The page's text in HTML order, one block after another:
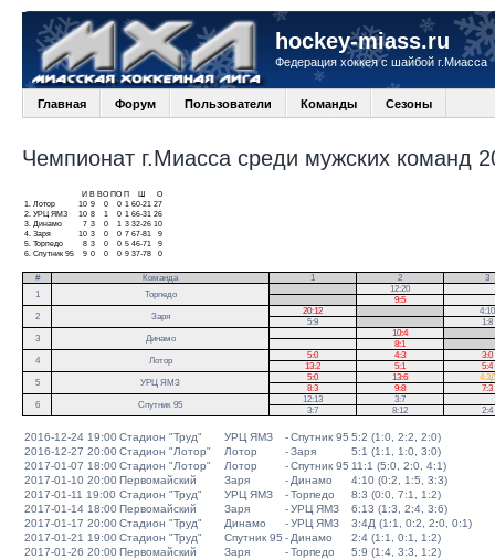
hockey-miass.ru
Федерация хоккея с шайбой г.Миасса
Главная Форум Пользователи Команды Сезоны
Чемпионат г.Миасса среди мужских команд
И В ВО ПО П
О
1.
Лотор 10 9 0 0 1 60-21 27
2. УРЦ ЯМЗ 10 8 1 0 1 66-31 26
3.
Динамо 7 3 0 1 3 32-26 10
4. Заря 10 3 0 0 7 67-81
9
5. Торпедо 8 3 0 0 5 46-71
9
6. Спутник 95 9 0 0 0 9 37-78 0
# Команда 1 2
3
1
Торпедо
12:20
9:5
2
Заря
20:12
4:10
5:9
1:8
3
Динамо
10:4
8:1
4
Лотор
5:0 4:3
3:0
13:2
5:1
5:4
5
УРЦ ЯМЗ
5:0 13:6
4:3Д
8:3
9:8
7:3
6
Спутник 95
12:13
3:7
3:7
8:12 2:4
2016-12-24 19:00Стадион "Труд" УРЦ ЯМЗ -Спутник 95 5:2 (1:0, 2:2, 2:0)
2016-12-27 20:00Стадион "Лотор" Лотор -Заря
5:1 (1:1, 1:0, 3:0)
2017-01-07 18:00Стадион "Лотор" Лотор -Спутник 95 11:1 (5:0, 2:0, 4:1)
2017-01-10 20:00Первомайский Заря - Динамо
4:10 (0:2, 1:5, 3:3)
2017-01-11 19:00 Стадион "Труд" УРЦ ЯМЗ -Торпедо
8:3 (0:0, 7:1, 1:2)
2017-01-14 18:00Первомайский Заря -УРЦ ЯМЗ
6:13 (1:3, 2:4, 3:6)
2017-01-17 20:00Стадион "Труд" Динамо -УРЦ ЯМЗ
3:4Д (1:1, 0:2, 2:0, 0:1)
2017-01-21 19:00Стадион "Труд" Спутник 95 - Динамо
2:4 (1:1, 0:1, 1:2)
2017-01-26 20:00Первомайский Заря -Торпедо
5:9 (1:4, 3:3, 1:2)